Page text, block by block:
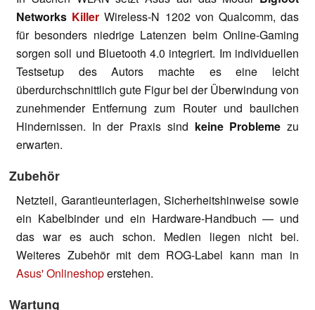
Networks Killer Wireless-N 1202 von Qualcomm, das
für besonders niedrige Latenzen beim Online-Gaming
sorgen soll und Bluetooth 4.0 integriert. Im individuellen
Testsetup des Autors machte es eine leicht
überdurchschnittlich gute Figur bei der Überwindung von
zunehmender Entfernung zum Router und baulichen
Hindernissen. In der Praxis sind keine Probleme zu
erwarten.
Zubehör
Netzteil, Garantieunterlagen, Sicherheitshinweise sowie
ein Kabelbinder und ein Hardware-Handbuch — und
das war es auch schon. Medien liegen nicht bei.
Weiteres Zubehör mit dem ROG-Label kann man in
Asus' Onlineshoperstehen.
Wartung